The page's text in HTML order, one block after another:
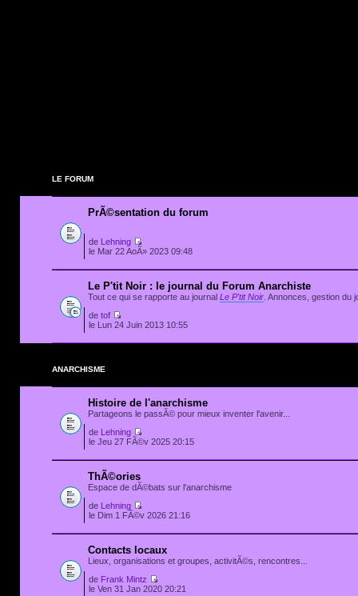
LE FORUM
PrÃ©sentation du forum
de
Lehning
le Mar 22 AoÃ» 2023 09:48
Le P'tit Noir : le journal du Forum Anarchiste
Tout ce qui se rapporte au journal Le P'tit Noir . Annonces, gestion du
de tof
le Lun 24 Juin 2013 10:55
ANARCHISME
Histoire de l'anarchisme
Partageons le passÃ© pour mieux inventer l'avenir...
de
Lehning
le Jeu 27 FÃ©v 2025 20:15
ThÃ©ories
Espace de dÃ©bats sur l'anarchisme
de
Lehning
le Dim 1 FÃ©v 2026 21:16
Contacts locaux
Lieux, organisations et groupes, activitÃ©s, rencontres...
de Frank Mintz
le Ven 31 Jan 2020 20:21